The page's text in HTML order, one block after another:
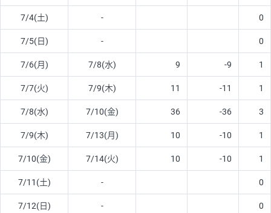
7/4(土) - 0
7/5(日) - 0
7/6(月) 7/8(水) 9 -9 1
7/7(火) 7/9(木) 11 -11 1
7/8(水) 7/10(金) 36 -36 3
7/9(木) 7/13(月) 10 -10 1
7/10(金) 7/14(火) 10 -10 1
7/11(土) - 0
7/12(日) - 0